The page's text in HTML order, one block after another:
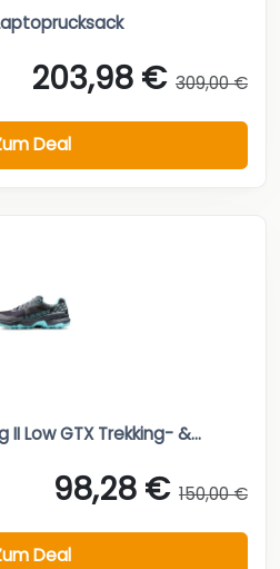
203,98 € 309,00 €
Deal
Low GTX Trekking- &...
98,28 € 150,00 €
Deal